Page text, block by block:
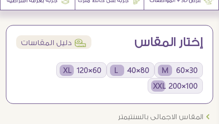
إختار المقاس í دليل المقاسات
30×60 M
80×40 L
60×120 XL
100×200 XXL
Ö المقاس الاجمالى بالسنتيمتر